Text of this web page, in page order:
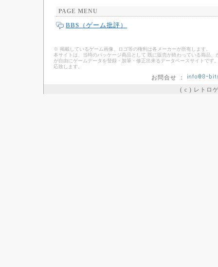
PAGE MENU
BBS（ゲーム批評）
※ 掲載しているゲーム画像、ロゴ等の権利は各メーカーが所有します。
本サイトは、当時のパッケージ商品として 既に販売が終わっている商品
が自由にゲームデータを登録・加筆・修正出来るデータベースサイトで
応致します。
お問合せ ：
( c ) レトロ